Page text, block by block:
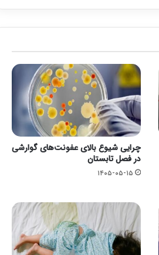
چرایی شیوع بالای عفونت‌های گوارشی
در فصل تابستان
۱۴۰۵-۰۵-۱۵